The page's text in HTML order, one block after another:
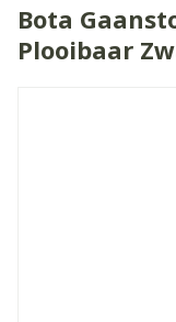
Bota
Plooibaar